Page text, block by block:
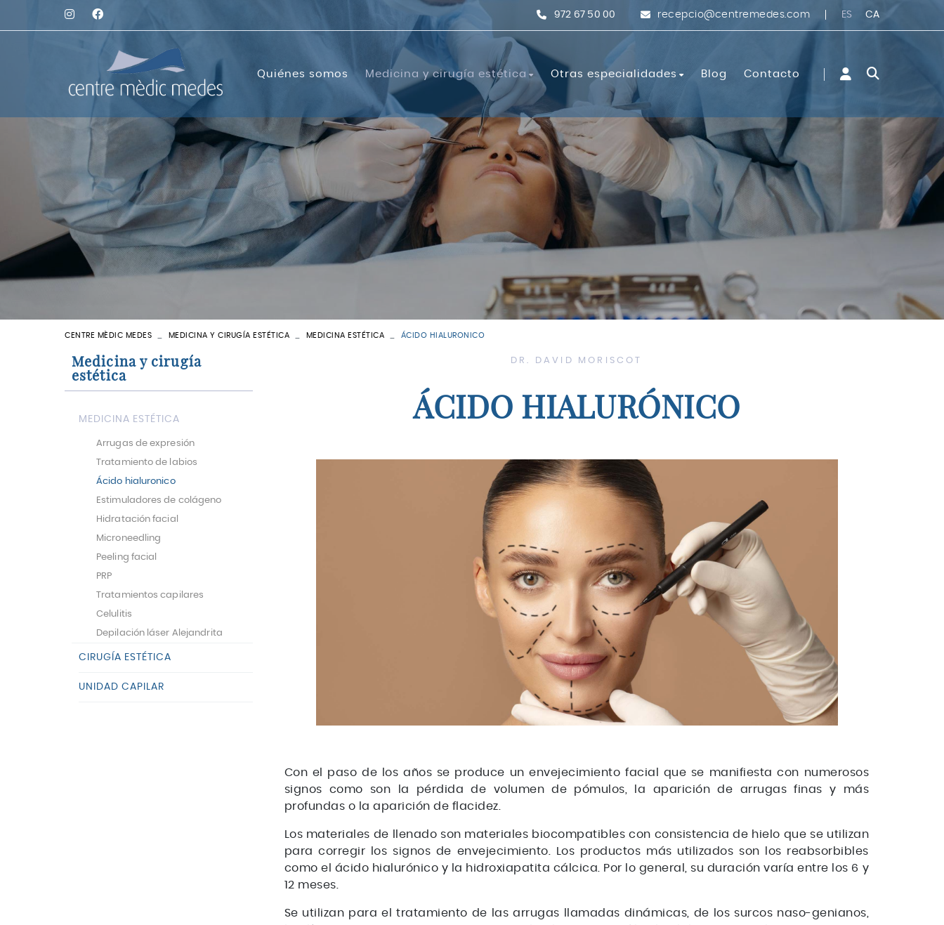
972 67 50 00 recepcio@centremedes.com ES CA
Quiénes somos Medicina y cirugía estética
Medicina estética
Arrugas de expresión
Tratamiento de labios
Ácido hialuronico
Estimuladores de colágeno
Hidratación facial
Microneedling
Cirugía estética
Blefaroplastia
Otoplastia
Mini-lifting
Cirugía de mama
Ginecomastia
Abdominoplastia
Lifting de muslos
Unidad Capilar
Transplante Capilar FUE
Otras especialidades
Análisis clínicos
Angiología y cirugía vascular
Aparato digestivo
Cardiología
Dermatología
Ginecología y obstetricia
Medicina general
Pediatría
Blog Contacto
CENTRE MÈDIC MEDES MEDICINA Y CIRUGÍA ESTÉTICA MEDICINA ESTÉTICA ÁCIDO HIALURONICO
DR. DAVID MORISCOT
ÁCIDO HIALURÓNICO
Con el paso de los años se produce un envejecimiento facial que se manifiesta con numerosos
signos como son la pérdida de volumen de pómulos, la aparición de arrugas finas y más
profundas o la aparición de flacidez.
Los materiales de llenado son materiales biocompatibles con consistencia de hielo que se utilizan
para corregir los signos de envejecimiento. Los productos más utilizados son los reabsorbibles
como el ácido hialurónico y la hidroxiapatita cálcica. Por lo general, su duración varía entre los 6 y
12 meses.
Se utilizan para el tratamiento de las arrugas llamadas dinámicas, de los surcos naso-genianos,
Medicina y cirugía
estética
MEDICINA ESTÉTICA
Arrugas de expresión
Tratamiento de labios
Ácido hialuronico
Estimuladores de colágeno
Hidratación facial
Microneedling
Peeling facial
PRP
Tratamientos capilares
Celulitis
Depilación láser Alejandrita
CIRUGÍA ESTÉTICA
UNIDAD CAPILAR